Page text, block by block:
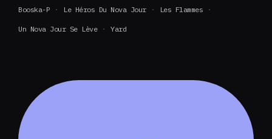
Booska-P Le Héros Du Nova Jour Les Flammes
Un Nova Jour Se Lève Yard